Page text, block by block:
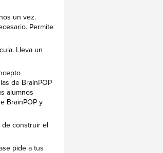
un vez.
Permite
Lleva un
de BrainPOP
alumnos
BrainPOP y
de construir el
pide a tus